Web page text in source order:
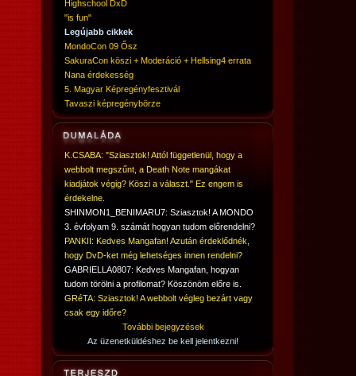
Highschool DxD
"is fun"
Legújabb cikkek
MondoCon 09 Ősz
SakuraCon köszi + Moderáció + Hellsing4 errata
Nana érdekesség
5. Magyar Képregényfesztivál
Tavaszi képregénybörze
K.CSABA: "Sziasztok! Attól függetlenül, hogy a
webbolt megszűnt, a Death Note mangákat
kiadjátok végig? Köszi a választ." Ez engem is
érdekelne.
SHINMON1_BENIMARU7: Sziasztok! A MONDO
3. évfolyam 9. számát hogyan tudom előrendelni?
PANKII: Kedves Mangafan! Azután érdeklődnék,
hogy DvD-ket még lehetséges innen rendelni?
GABRIELLA0807: Kedves Mangafan, hogyan
tudom törölni a profilomat? Köszönöm előre is.
GRéTA: Sziasztok! A webbolt végleg bezárt vagy
csak egy időre?
További bejegyzések
Az üzenetküldéshez be kell jelentkezni!